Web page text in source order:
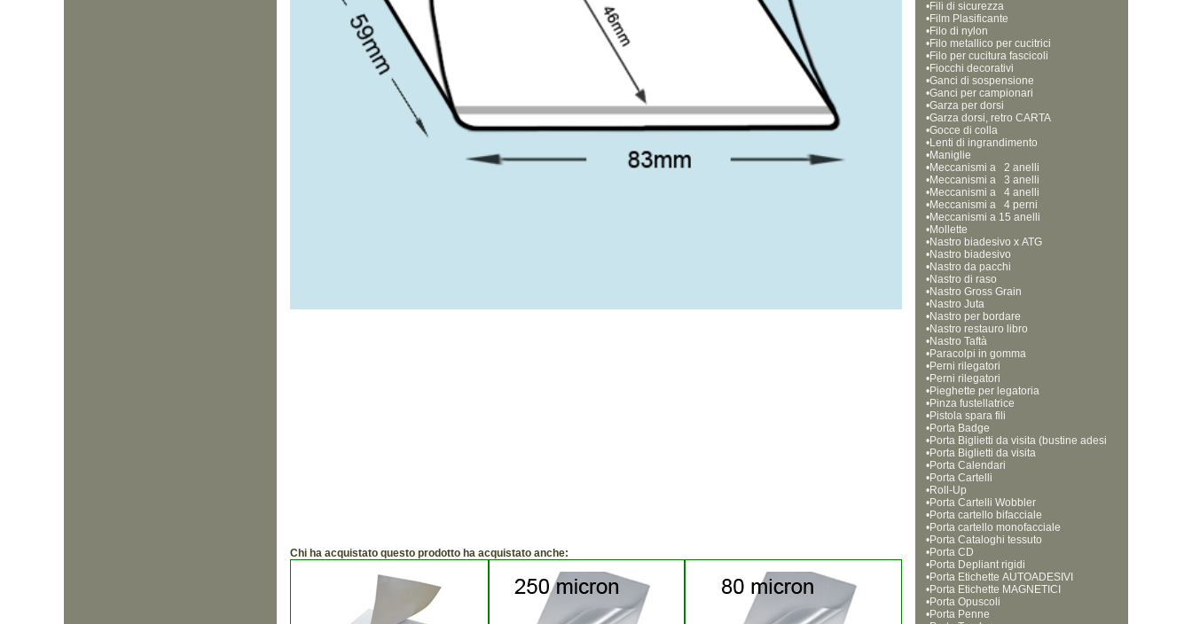
Chi ha acquistato questo prodotto ha acquistato anche:
•Fili di sicurezza
•Film Plasificante
•Filo di nylon
•Filo metallico per cucitrici
•Filo per cucitura fascicoli
•Fiocchi decorativi
•Ganci di sospensione
•Ganci per campionari
•Garza per dorsi
•Garza dorsi, retro CARTA
•Gocce di colla
•Lenti di ingrandimento
•Maniglie
•Meccanismi a   2 anelli
•Meccanismi a   3 anelli
•Meccanismi a   4 anelli
•Meccanismi a   4 perni
•Meccanismi a 15 anelli
•Mollette
•Nastro biadesivo x ATG
•Nastro biadesivo
•Nastro da pacchi
•Nastro di raso
•Nastro Gross Grain
•Nastro Juta
•Nastro per bordare
•Nastro restauro libro
•Nastro Taftà
•Paracolpi in gomma
•Perni rilegatori
•Perni rilegatori
•Pieghette per legatoria
•Pinza fustellatrice
•Pistola spara fili
•Porta Badge
•Porta Biglietti da visita (bustine adesi
ve)
•Porta Biglietti da visita
•Porta Calendari
•Porta Cartelli
•Roll-Up
•Porta Cartelli Wobbler
•Porta cartello bifacciale
•Porta cartello monofacciale
•Porta Cataloghi tessuto
•Porta CD
•Porta Depliant rigidi
•Porta Etichette AUTOADESIVI
•Porta Etichette MAGNETICI
•Porta Opuscoli
•Porta Penne